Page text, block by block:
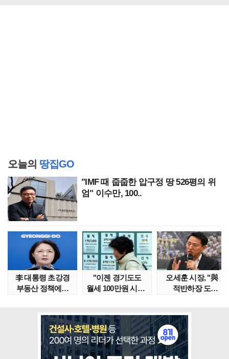
오늘의 땅집GO
"IMF 때 줍줍한 압구정 땅 526평의 위
엄" 이수만, 100..
李 대통령 초강경
부동산 정책에…
"이젠 경기도도
월세 100만원 시대"
오세훈 시장, "與
적반하장 도